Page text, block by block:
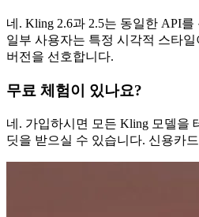
네. Kling 2.6과 2.5는 동일한 API
일부 사용자는 특정 시각적 스타
버전을 선호합니다.
무료 체험이 있나요?
네. 가입하시면 모든 Kling 모델을
딧을 받으실 수 있습니다. 신용카